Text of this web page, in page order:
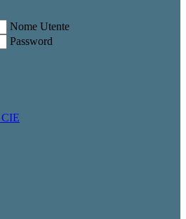
Nome Utente
Password